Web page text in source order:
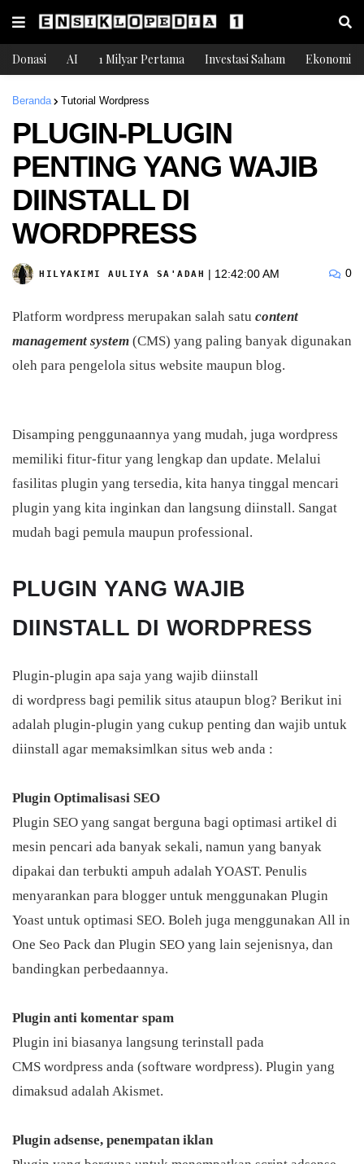
Donasi AI 1 Milyar Pertama Investasi Saham Ekonomi
Beranda Tutorial Wordpress
PLUGIN-PLUGIN
PENTING YANG WAJIB
DIINSTALL DI
WORDPRESS
HILYAKIMI AULIYA SA'ADAH | 12:42:00 AM 0
Platform wordpress merupakan salah satu content
management system (CMS) yang paling banyak digunakan
oleh para pengelola situs website maupun blog.
Disamping penggunaannya yang mudah, juga wordpress
memiliki fitur-fitur yang lengkap dan update. Melalui
fasilitas plugin yang tersedia, kita hanya tinggal mencari
plugin yang kita inginkan dan langsung diinstall. Sangat
mudah bagi pemula maupun professional.
PLUGIN YANG WAJIB
DIINSTALL DI WORDPRESS
Plugin-plugin apa saja yang wajib diinstall
di wordpress bagi pemilik situs ataupun blog? Berikut ini
adalah plugin-plugin yang cukup penting dan wajib untuk
diinstall agar memaksimlkan situs web anda :
Plugin Optimalisasi SEO
Plugin SEO yang sangat berguna bagi optimasi artikel di
mesin pencari ada banyak sekali, namun yang banyak
dipakai dan terbukti ampuh adalah YOAST. Penulis
menyarankan para blogger untuk menggunakan Plugin
Yoast untuk optimasi SEO. Boleh juga menggunakan All in
One Seo Pack dan Plugin SEO yang lain sejenisnya, dan
bandingkan perbedaannya.
Plugin anti komentar spam
Plugin ini biasanya langsung terinstall pada
CMS wordpress anda (software wordpress). Plugin yang
dimaksud adalah Akismet.
Plugin adsense, penempatan iklan